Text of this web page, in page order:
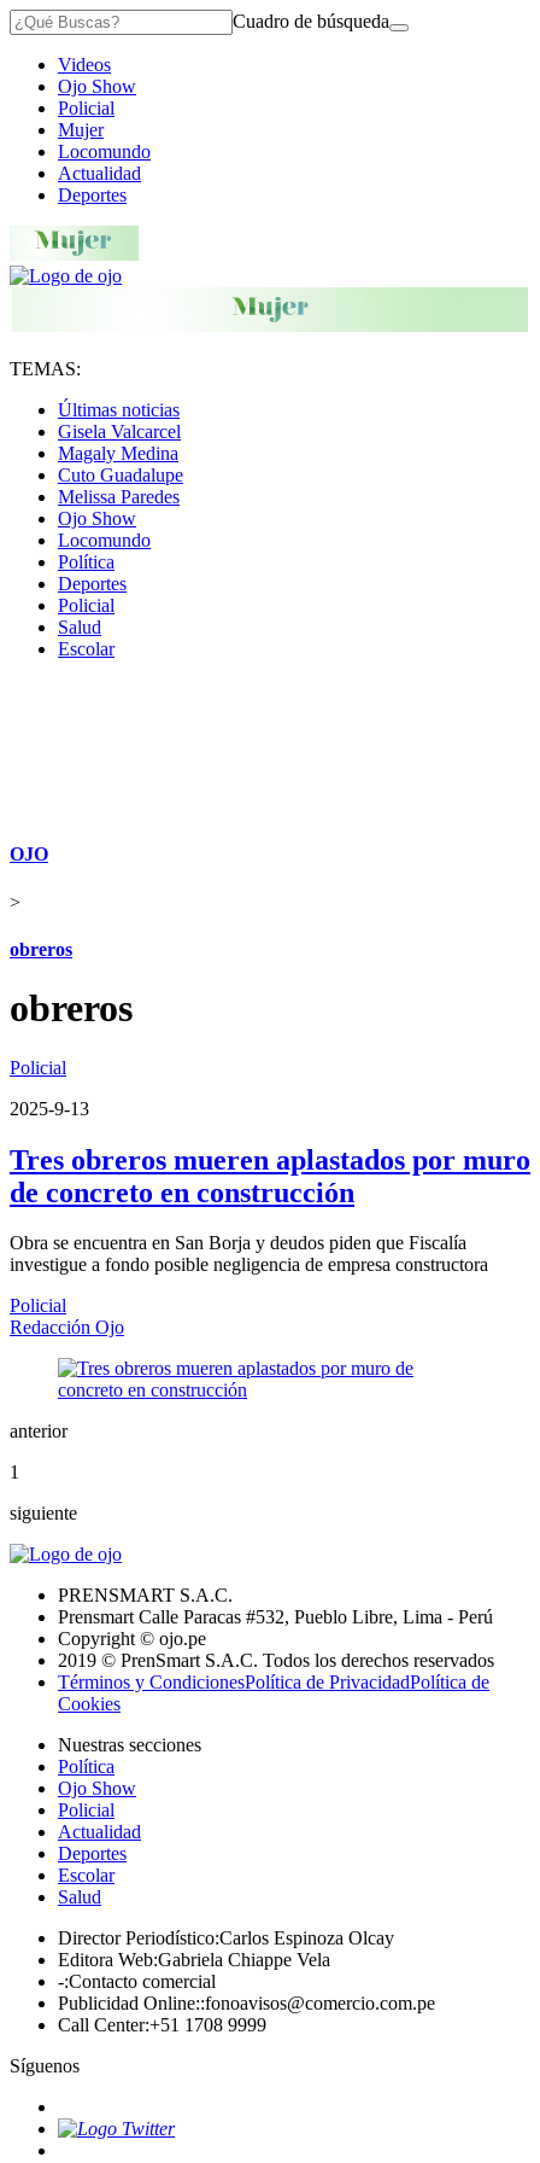
Cuadro de búsqueda
Videos
Ojo Show
Policial
Mujer
Locomundo
Actualidad
Deportes
TEMAS:
Últimas noticias
Gisela Valcarcel
Magaly Medina
Cuto Guadalupe
Melissa Paredes
Ojo Show
Locomundo
Política
Deportes
Policial
Salud
Escolar
OJO
>
obreros
obreros
Policial
2025-9-13
Tres obreros mueren aplastados por muro
de concreto en construcción
Obra se encuentra en San Borja y deudos piden que Fiscalía
investigue a fondo posible negligencia de empresa constructora
Policial
Redacción Ojo
anterior
1
siguiente
PRENSMART S.A.C.
Prensmart Calle Paracas #532, Pueblo Libre, Lima - Perú
Copyright © ojo.pe
2019 © PrenSmart S.A.C. Todos los derechos reservados
Términos y CondicionesPolítica de PrivacidadPolítica de
Cookies
Nuestras secciones
Política
Ojo Show
Policial
Actualidad
Deportes
Escolar
Salud
Director Periodístico:Carlos Espinoza Olcay
Editora Web:Gabriela Chiappe Vela
-:Contacto comercial
Publicidad Online::fonoavisos@comercio.com.pe
Call Center:+51 1708 9999
Síguenos